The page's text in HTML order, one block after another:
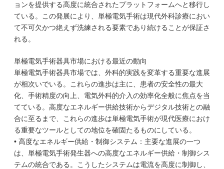
ョンを提供する高度に統合されたプラットフォームへと移行し
ている。この発展により、単極電気手術は現代外科診療におい
て不可欠かつ絶えず洗練される要素であり続けることが保証さ
れる。
単極電気手術器具市場における最近の動向
単極電気手術器具市場では、外科的実践を変革する重要な進展
が相次いでいる。これらの進歩は主に、患者の安全性の最大
化、手術精度の向上、電気外科的介入の効率化全般に焦点を当
てている。高度なエネルギー供給技術からデジタル技術との融
合に至るまで、これらの進歩は単極電気手術が現代医療におけ
る重要なツールとしての地位を確固たるものにしている。
• 高度なエネルギー供給・制御システム：主要な進展の一つ
は、単極電気手術発生器への高度なエネルギー供給・制御シス
テムの統合である。こうしたシステムは電流を高度に制御し、